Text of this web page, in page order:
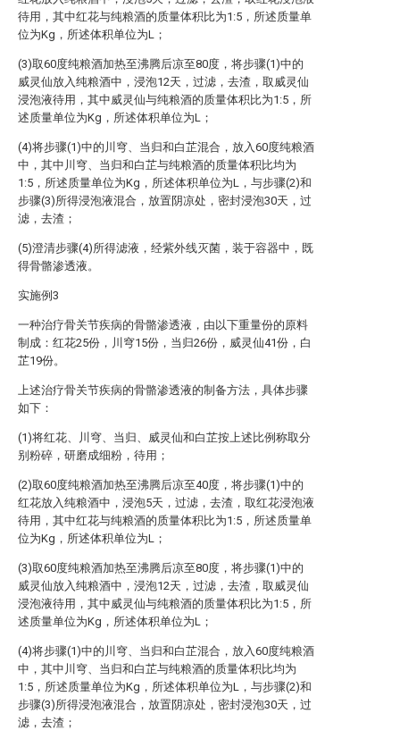
待用，其中红花与纯粮酒的质量体积比为1:5，所述质量单
位为Kg，所述体积单位为L；
(3)取60度纯粮酒加热至沸腾后凉至80度，将步骤(1)中的
威灵仙放入纯粮酒中，浸泡12天，过滤，去渣，取威灵仙
浸泡液待用，其中威灵仙与纯粮酒的质量体积比为1:5，所
述质量单位为Kg，所述体积单位为L；
(4)将步骤(1)中的川穹、当归和白芷混合，放入60度纯粮酒
中，其中川穹、当归和白芷与纯粮酒的质量体积比均为
1:5，所述质量单位为Kg，所述体积单位为L，与步骤(2)和
步骤(3)所得浸泡液混合，放置阴凉处，密封浸泡30天，过
滤，去渣；
(5)澄清步骤(4)所得滤液，经紫外线灭菌，装于容器中，既
得骨骼渗透液。
实施例3
一种治疗骨关节疾病的骨骼渗透液，由以下重量份的原料
制成：红花25份，川穹15份，当归26份，威灵仙41份，白
芷19份。
上述治疗骨关节疾病的骨骼渗透液的制备方法，具体步骤
如下：
(1)将红花、川穹、当归、威灵仙和白芷按上述比例称取分
别粉碎，研磨成细粉，待用；
(2)取60度纯粮酒加热至沸腾后凉至40度，将步骤(1)中的
红花放入纯粮酒中，浸泡5天，过滤，去渣，取红花浸泡液
待用，其中红花与纯粮酒的质量体积比为1:5，所述质量单
位为Kg，所述体积单位为L；
(3)取60度纯粮酒加热至沸腾后凉至80度，将步骤(1)中的
威灵仙放入纯粮酒中，浸泡12天，过滤，去渣，取威灵仙
浸泡液待用，其中威灵仙与纯粮酒的质量体积比为1:5，所
述质量单位为Kg，所述体积单位为L；
(4)将步骤(1)中的川穹、当归和白芷混合，放入60度纯粮酒
中，其中川穹、当归和白芷与纯粮酒的质量体积比均为
1:5，所述质量单位为Kg，所述体积单位为L，与步骤(2)和
步骤(3)所得浸泡液混合，放置阴凉处，密封浸泡30天，过
滤，去渣；